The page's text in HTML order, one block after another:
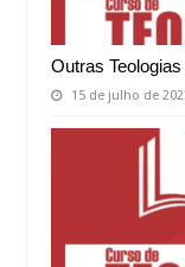
Outras Teologias
15 de julho de